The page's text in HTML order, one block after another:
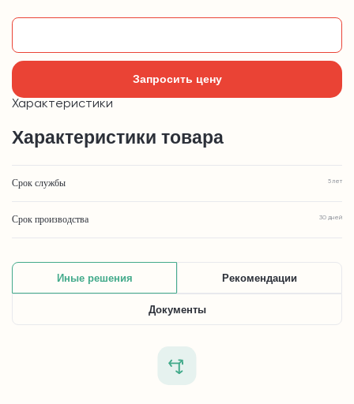
Запросить цену
Характеристики
Характеристики товара
Срок службы 5 лет
Срок производства 30 дней
Иные решения Рекомендации
Документы